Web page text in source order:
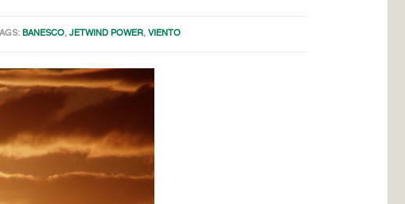
BANESCO,JETWIND POWER,VIENTO